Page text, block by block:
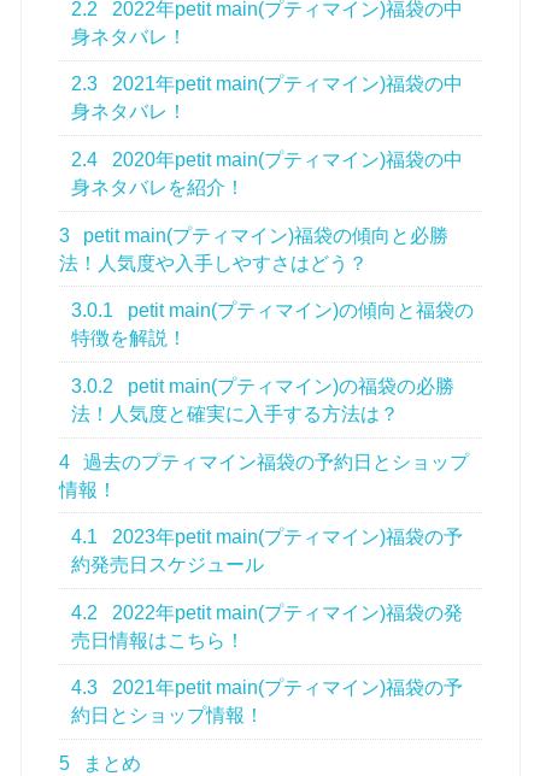
2.2
2022年petit main(プティマイン)福袋の中
身ネタバレ！
2.3
2021年petit main(プティマイン)福袋の中
身ネタバレ！
2.4
2020年petit main(プティマイン)福袋の中
身ネタバレを紹介！
3
petit main(プティマイン)福袋の傾向と必勝
法！人気度や入手しやすさはどう？
3.0.1
petit main(プティマイン)の傾向と福袋の
特徴を解説！
3.0.2
petit main(プティマイン)の福袋の必勝
法！人気度と確実に入手する方法は？
4
過去のプティマイン福袋の予約日とショップ
情報！
4.1
2023年petit main(プティマイン)福袋の予
約発売日スケジュール
4.2
2022年petit main(プティマイン)福袋の発
売日情報はこちら！
4.3
2021年petit main(プティマイン)福袋の予
約日とショップ情報！
5 まとめ